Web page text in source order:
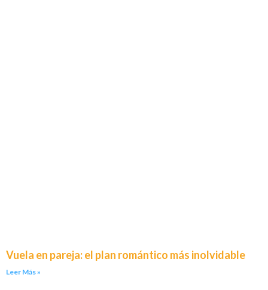
Vuela en pareja: el plan romántico más inolvidable
Leer Más »